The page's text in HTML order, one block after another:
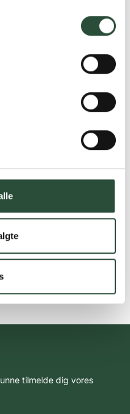
tilmelde dig vores